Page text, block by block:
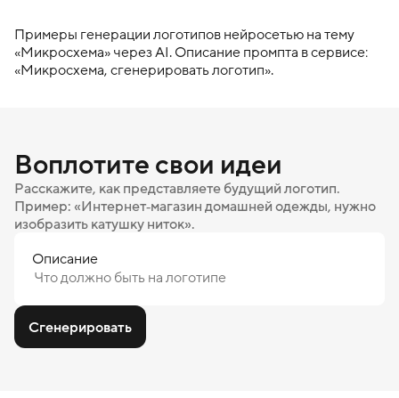
Примеры генерации логотипов нейросетью на тему
«Микросхема» через AI. Описание промпта в сервисе:
«Микросхема, сгенерировать логотип».
Воплотите свои идеи
Расскажите, как представляете будущий логотип.
Пример: «Интернет‑магазин домашней одежды, нужно
изобразить катушку ниток».
Описание
Сгенерировать